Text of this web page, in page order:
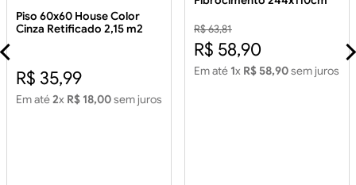
Piso 60x60 House Color
Cinza Retificado 2,15 m2
R$ 35,99
Em até2x R$ 18,00sem juros
R$ 63,81
R$ 58,90
Em até 1x R$ 58,90sem juros